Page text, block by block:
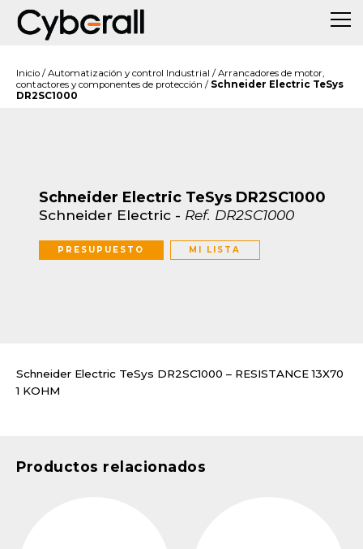
Inicio / Automatización y control Industrial / Arrancadores de motor,
contactores y componentes de protección / Schneider Electric TeSys
DR2SC1000
Schneider Electric TeSys DR2SC1000
Schneider Electric - Ref. DR2SC1000
PRESUPUESTO MI LISTA
Schneider Electric TeSys DR2SC1000 – RESISTANCE 13X70
1 KOHM
Productos relacionados